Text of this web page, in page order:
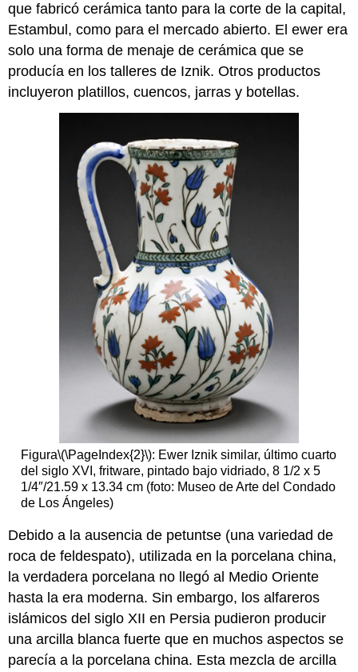
que fabricó cerámica tanto para la corte de la capital,
Estambul, como para el mercado abierto. El ewer era
solo una forma de menaje de cerámica que se
producía en los talleres de Iznik. Otros productos
incluyeron platillos, cuencos, jarras y botellas.
Figura\(\PageIndex{2}\): Ewer Iznik similar, último cuarto
del siglo XVI, fritware, pintado bajo vidriado, 8 1/2 x 5
1/4″/21.59 x 13.34 cm (foto: Museo de Arte del Condado
de Los Ángeles)
Debido a la ausencia de petuntse (una variedad de
roca de feldespato), utilizada en la porcelana china,
la verdadera porcelana no llegó al Medio Oriente
hasta la era moderna. Sin embargo, los alfareros
islámicos del siglo XII en Persia pudieron producir
una arcilla blanca fuerte que en muchos aspectos se
parecía a la porcelana china. Esta mezcla de arcilla